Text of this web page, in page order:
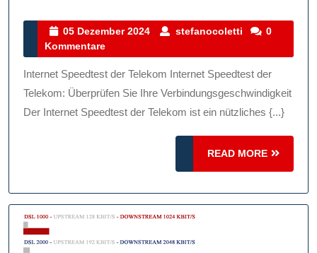
Sie
Ihre
05 Dezember 2024
05
2024
stefanocoletti stefanocoletti
0
Kommentare
Internet Speedtest der Telekom Internet Speedtest der
Telekom: Überprüfen Sie Ihre Verbindungsgeschwindigkeit
Der Internet Speedtest der Telekom ist ein nützliches {...}
READ MORE
READ
MORE